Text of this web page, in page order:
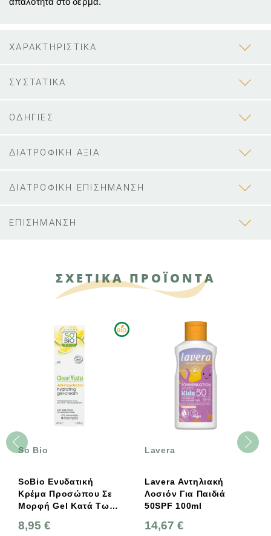
ΧΑΡΑΚΤΗΡΙΣΤΙΚΑ
ΣΥΣΤΑΤΙΚΑ
ΟΔΗΓΙΕΣ
ΔΙΑΤΡΟΦΙΚΗ ΑΞΙΑ
ΔΙΑΤΡΟΦΙΚΗ ΕΠΙΣΗΜΑΝΣΗ
ΕΠΙΣΗΜΑΝΣΗ
ΣΧΕΤΙΚΑ ΠΡΟΪΟΝΤΑ
So Bio
SoBio Ενυδατική
Κρέμα Προσώπου Σε
Μορφή Gel Κατά Των
Βιολογικό Yuzu 40ml
8,95 €
Lavera
Lavera Αντηλιακή
Λοσιόν Για Παιδιά
50SPF 100ml
14,67 €